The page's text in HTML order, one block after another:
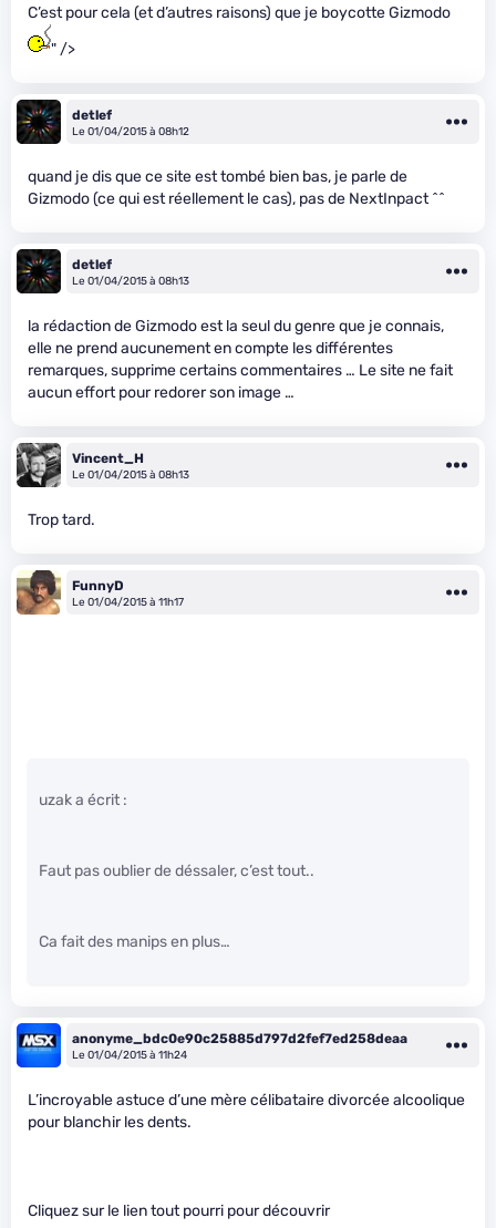
C’est pour cela (et d’autres raisons) que je boycotte Gizmodo
" />
detlef
Le 01/04/2015 à 08h12
quand je dis que ce site est tombé bien bas, je parle de
Gizmodo (ce qui est réellement le cas), pas de NextInpact ^^
detlef
Le 01/04/2015 à 08h13
la rédaction de Gizmodo est la seul du genre que je connais,
elle ne prend aucunement en compte les différentes
remarques, supprime certains commentaires … Le site ne fait
aucun effort pour redorer son image …
Vincent_H
Le 01/04/2015 à 08h13
Trop tard.
FunnyD
Le 01/04/2015 à 11h17
uzak a écrit :
Faut pas oublier de déssaler, c’est tout..
Ca fait des manips en plus…
anonyme_bdc0e90c25885d797d2fef7ed258deaa
Le 01/04/2015 à 11h24
L’incroyable astuce d’une mère célibataire divorcée alcoolique
pour blanchir les dents.
Cliquez sur le lien tout pourri pour découvrir